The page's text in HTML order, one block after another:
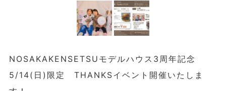
NOSAKAKENSETSUモデルハウス3周年記念
5/14(日)限定 THANKSイベント開催いたしま